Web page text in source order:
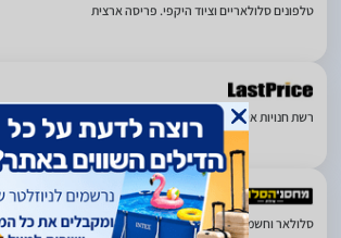
טלפונים סלולאריים וציוד היקפי. פריסה ארצית
רשת חנויות אינטרנט. פריסה ארצית
1
(1)
סלולאר וחשמל. אילת